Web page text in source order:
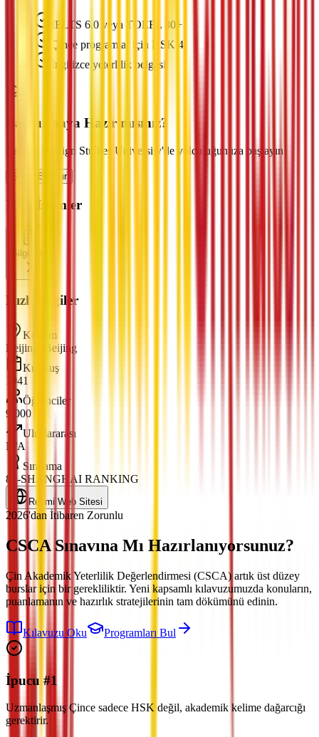
IELTS 6.0 veya TOEFL 80+
Çince programlar için HSK 4
İngilizce yeterlilik belgesi
Başvurmaya Hazır mısınız?
Beijing Foreign Studies University'de yolculuğunuza başlayın
Şimdi Başvur
Hızlı İşlemler
Bilgi İste
Hızlı Bilgiler
Konum
Beijing, Beijing
Kuruluş
1941
Öğrenciler
9,000
Uluslararası
N/A
Sıralama
82-SHANGHAI RANKING
Resmi Web Sitesi
2026'dan İtibaren Zorunlu
CSCA Sınavına Mı Hazırlanıyorsunuz?
Çin Akademik Yeterlilik Değerlendirmesi (CSCA) artık üst düzey
burslar için bir gerekliliktir. Yeni kapsamlı kılavuzumuzda konuların,
puanlamanın ve hazırlık stratejilerinin tam dökümünü edinin.
Kılavuzu Oku Programları Bul
İpucu #1
Uzmanlaşmış Çince sadece HSK değil, akademik kelime dağarcığı
gerektirir.